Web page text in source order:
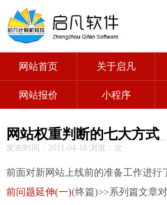
网站首页 关于启凡
网站报价 小程序
网站权重判断的七大方式
发布时间：2011-04-18 浏览： 次
前面对新网站上线前的准备工作进行
前问题延伸(一)(终篇)>>系列篇文章